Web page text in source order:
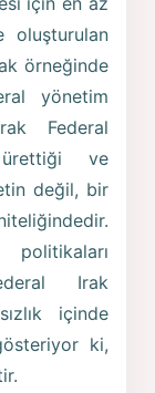
oluşturulan
örneğinde
yönetim
Federal
ürettiği ve
değil, bir
Irak
içinde
ki,